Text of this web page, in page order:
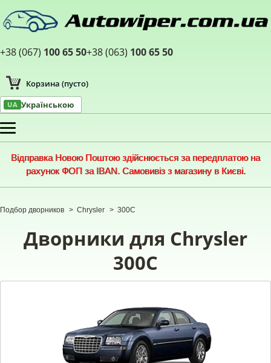
+38 (067) 100 65 50+38 (063) 100 65 50
Корзина (пусто)
UA Українською
Меню
Відправка Новою Поштою здійснюється за передплатою на
рахунок ФОП за IBAN. Самовивіз з магазину в Києві.
Подбор дворников > Chrysler > 300C
Дворники для Chrysler
300C